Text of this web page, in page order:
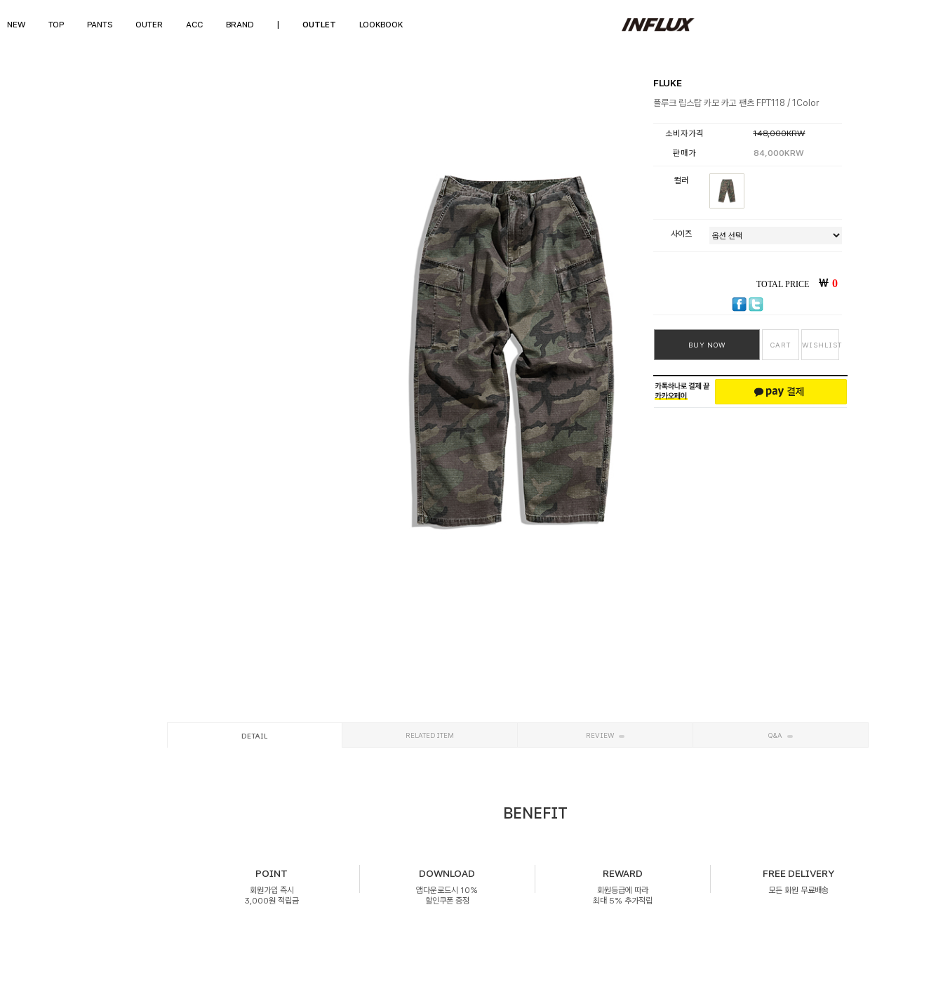
NEW TOP PANTS OUTER ACC BRAND OUTLET LOOKBOOK
FLUKE
플루크 립스탑 카모 카고 팬츠 FPT118 / 1Color
소비자가격
148,000KRW
판매가
84,000KRW
컬러
사이즈
TOTAL PRICE ￦ 0
BUY NOW CART WISHLIST
DETAIL RELATED ITEM REVIEW Q&A
BENEFIT
POINT
회원가입 즉시
3,000원 적립금
DOWNLOAD
앱다운로드시 10%
할인쿠폰 증정
REWARD
회원등급에 따라
최대 5% 추가적립
FREE DELIVERY
모든 회원 무료배송